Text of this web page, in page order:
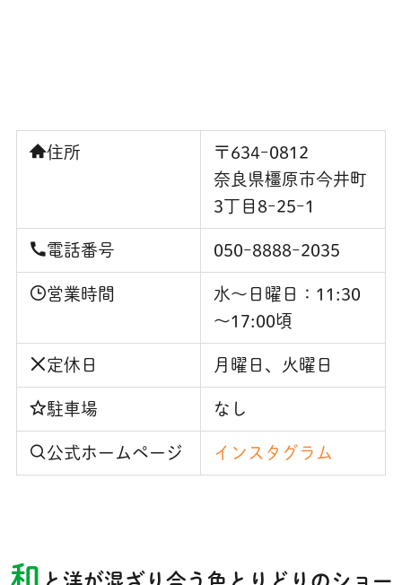
住所
〒634ｰ0812
奈良県橿原市今井町
3丁目8ｰ25ｰ1
電話番号 050ｰ8888ｰ2035
営業時間
水～日曜日：11:30
～17:00頃
定休日 月曜日、火曜日
駐車場 なし
公式ホームページ インスタグラム
和